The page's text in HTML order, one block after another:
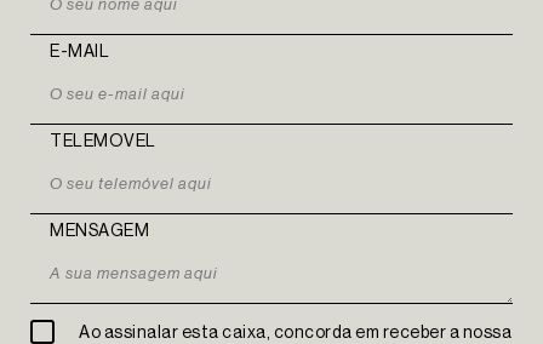
E-MAIL
TELEMOVEL
MENSAGEM
Ao assinalar esta caixa, concorda em receber a nossa